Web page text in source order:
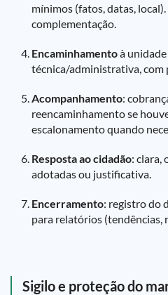
mínimos (fatos, datas,
complementação.
Encaminhamentoà
técnica/administrativa, com
Acompanhamento:
reencaminhamento se
escalonamento quando
Resposta ao cidadão: clara,
adotadas ou justificativa.
Encerramento: registro do
para relatórios (tendências,
Sigilo e proteção do